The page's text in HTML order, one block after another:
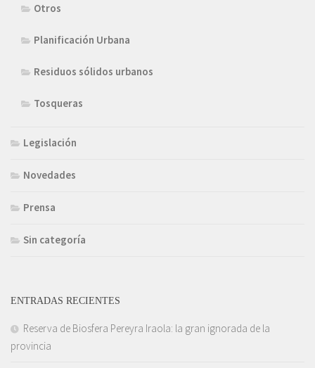
Otros
Planificación Urbana
Residuos sólidos urbanos
Tosqueras
Legislación
Novedades
Prensa
Sin categoría
ENTRADAS RECIENTES
Reserva de Biosfera Pereyra Iraola: la gran ignorada de la
provincia